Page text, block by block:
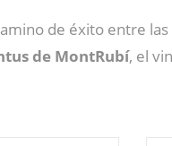
de éxito entre
de MontRubí, el